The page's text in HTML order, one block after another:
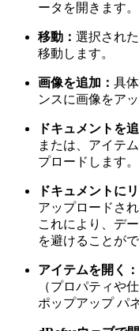
ータを開きます
移動： 選択され
移動します。
画像を追加： 具
ンスに画像をア
ドキュメントを追
または、アイテ
プロードします。
ドキュメントに
アップロードさ
これにより、デ
を避けることがで
アイテムを開く：
（プロパティや
ポップアップ パ